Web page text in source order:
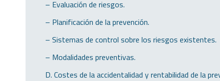
– Evaluación de riesgos.
– Planificación de la prevención.
– Sistemas de control sobre los riesgos existentes.
– Modalidades preventivas.
D. Costes de la accidentalidad y rentabilidad de la